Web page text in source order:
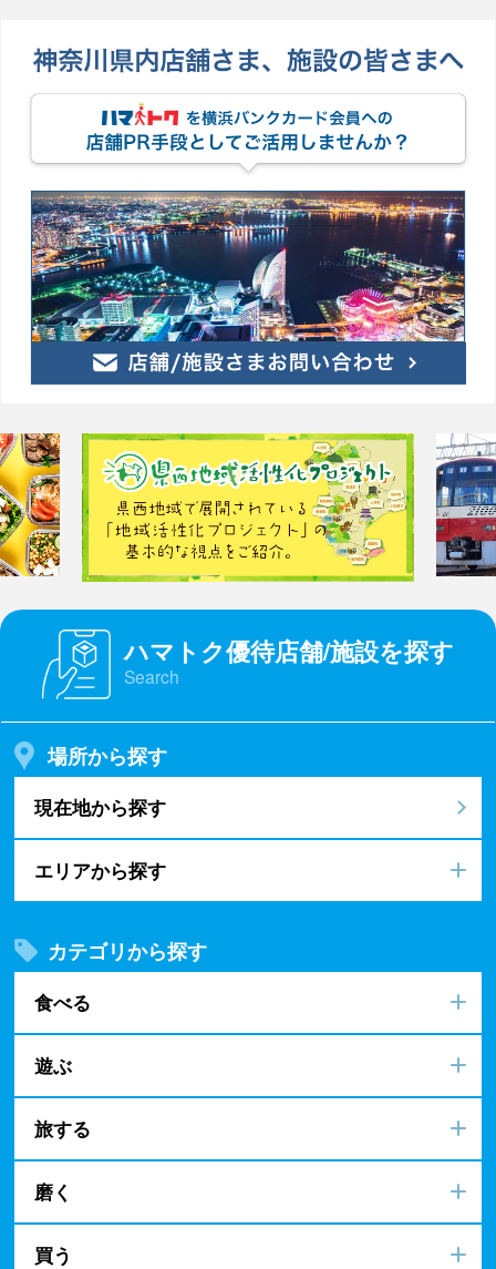
ハマトク優待店舗/施設を探す
Search
場所から探す
現在地から探す
エリアから探す
カテゴリから探す
食べる
遊ぶ
旅する
磨く
買う